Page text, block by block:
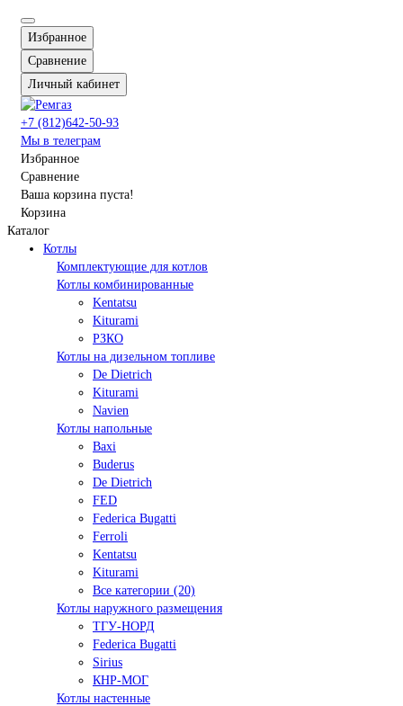
Избранное
Сравнение
Личный кабинет
+7 (812)642-50-93
Мы в телеграм
Избранное
Сравнение
Ваша корзина пуста!
Корзина
Каталог
Котлы
Комплектующие для котлов
Котлы комбинированные
Kentatsu
Kiturami
РЗКО
Котлы на дизельном топливе
De Dietrich
Kiturami
Navien
Котлы напольные
Baxi
Buderus
De Dietrich
FED
Federica Bugatti
Ferroli
Kentatsu
Kiturami
Все категории (20)
Котлы наружного размещения
ТГУ-НОРД
Federica Bugatti
Sirius
КНР-МОГ
Котлы настенные